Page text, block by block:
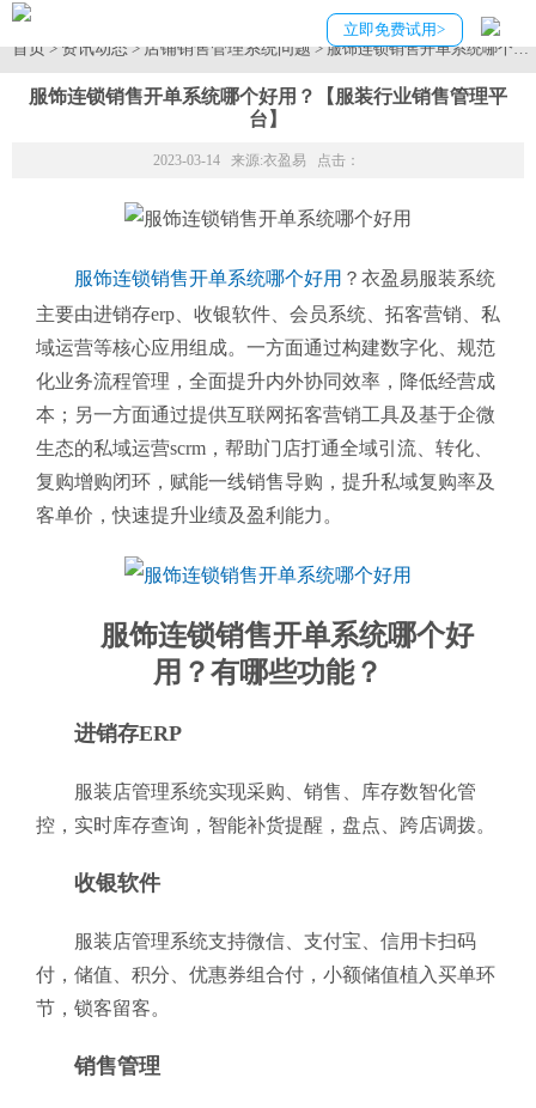
立即免费试用>
首页>资讯动态>店铺销售管理系统问题> 服饰连锁销售开单系统哪个好
服饰连锁销售开单系统哪个好用？【服装行业销售管理平
台】
2023-03-14 来源:衣盈易 点击：
服饰连锁销售开单系统哪个好用 ？衣盈易服装系统
主要由进销存erp、收银软件、会员系统、拓客营销、私
域运营等核心应用组成。一方面通过构建数字化、规范
化业务流程管理，全面提升内外协同效率，降低经营成
本；另一方面通过提供互联网拓客营销工具及基于企微
生态的私域运营scrm，帮助门店打通全域引流、转化、
复购增购闭环，赋能一线销售导购，提升私域复购率及
客单价，快速提升业绩及盈利能力。
服饰连锁销售开单系统哪个好
用？有哪些功能？
进销存ERP
服装店管理系统实现采购、销售、库存数智化管
控，实时库存查询，智能补货提醒，盘点、跨店调拨。
收银软件
服装店管理系统支持微信、支付宝、信用卡扫码
付，储值、积分、优惠券组合付，小额储值植入买单环
节，锁客留客。
销售管理